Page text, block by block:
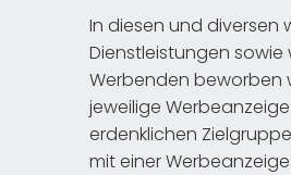
In diesen und diversen
Dienstleistungen
Werbenden beworben
jeweilige
erdenklichen
mit einer